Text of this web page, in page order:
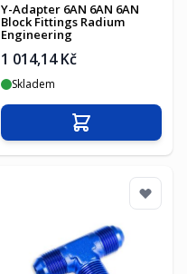
Y-Adapter 6AN 6AN 6AN
Block Fittings Radium
Engineering
1 014,14 Kč
Skladem
Přidat do košíku